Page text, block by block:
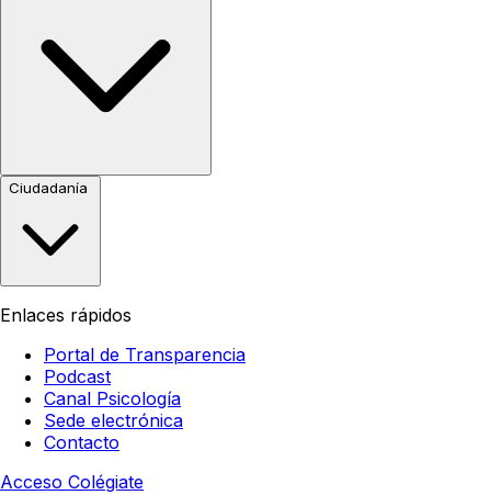
Ciudadanía
Enlaces rápidos
Portal de Transparencia
Podcast
Canal Psicología
Sede electrónica
Contacto
Acceso Colégiate